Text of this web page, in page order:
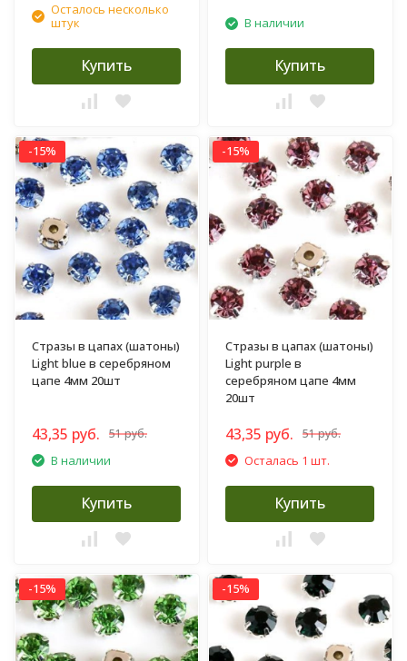
Осталось несколько
штук
Купить
В наличии
Купить
-15%
Стразы в цапах (шатоны)
Light blue в серебряном
цапе 4мм 20шт
43,35 руб. 51 руб.
В наличии
Купить
-15%
Стразы в цапах (шатоны)
Light purple в
серебряном цапе 4мм
20шт
43,35 руб. 51 руб.
Осталась 1 шт.
Купить
-15% -15%